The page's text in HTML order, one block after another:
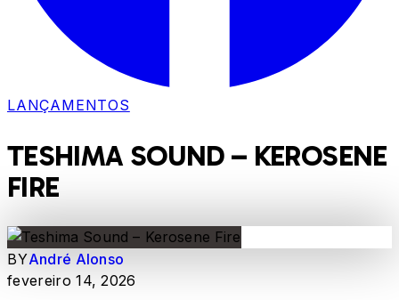
LANÇAMENTOS
TESHIMA SOUND – KEROSENE
FIRE
BYAndré Alonso
fevereiro 14, 2026